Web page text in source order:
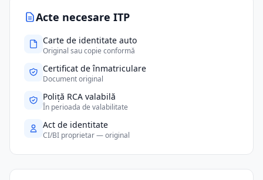
Acte necesare ITP
Carte de identitate auto
Original sau copie conformă
Certificat de înmatriculare
Document original
Poliță RCA valabilă
În perioada de valabilitate
Act de identitate
CI/BI proprietar — original